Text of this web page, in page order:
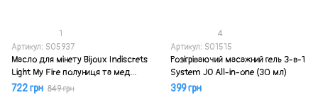
1
Артикул: SO5937
Масло для мінету Bijoux Indiscrets
Light My Fire полуниця та мед
(100 мл)
722 грн 849 грн
4
Артикул: SO1515
Розігріваючий масажний гель 3-в-1
System JO All-in-one (30 мл)
399 грн